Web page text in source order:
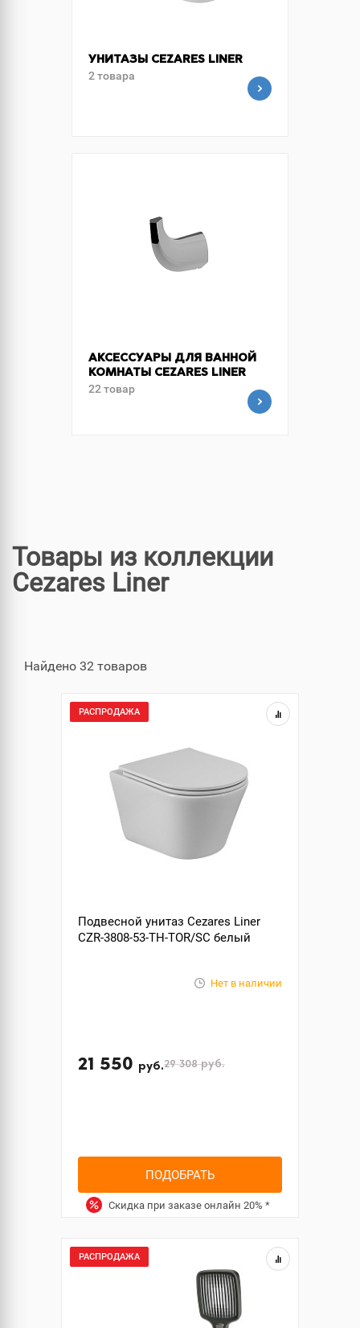
УНИТАЗЫ CEZARES LINER
2 товара
АКСЕССУАРЫ ДЛЯ ВАННОЙ
КОМНАТЫ CEZARES LINER
22 товар
Товары из коллекции
Cezares Liner
Найдено 32 товаров
РАСПРОДАЖА
Подвесной унитаз Cezares Liner
CZR-3808-53-TH-TOR/SC белый
Нет в наличии
21 550 руб.29 308руб.
ПОДОБРАТЬ
Скидка при заказе онлайн 20% *
РАСПРОДАЖА